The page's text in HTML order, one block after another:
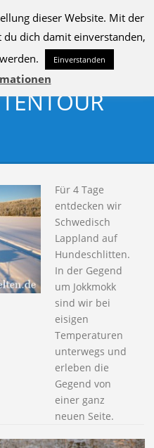
MENU
Für 4 Tage
entdecken wir
Schwedisch
Lappland auf
Hundeschlitten.
In der Gegend
um Jokkmokk
sind wir bei
eisigen
Temperaturen
unterwegs und
erleben die
Gegend von
einer ganz
neuen Seite.
dieser Website. Mit der
dich damit einverstanden,
Einverstanden